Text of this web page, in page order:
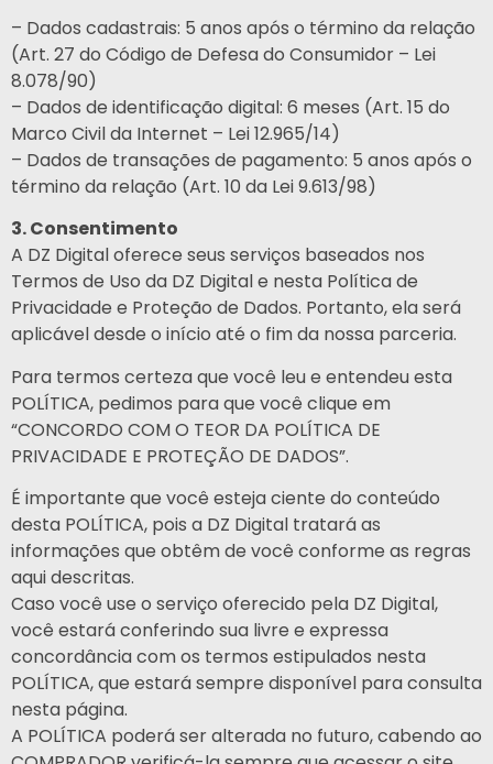
– Dados cadastrais: 5 anos após o término da relação
(Art. 27 do Código de Defesa do Consumidor – Lei
8.078/90)
– Dados de identificação digital: 6 meses (Art. 15 do
Marco Civil da Internet – Lei 12.965/14)
– Dados de transações de pagamento: 5 anos após o
término da relação (Art. 10 da Lei 9.613/98)
3. Consentimento
A DZ Digital oferece seus serviços baseados nos
Termos de Uso da DZ Digital e nesta Política de
Privacidade e Proteção de Dados. Portanto, ela será
aplicável desde o início até o fim da nossa parceria.
Para termos certeza que você leu e entendeu esta
POLÍTICA, pedimos para que você clique em
“CONCORDO COM O TEOR DA POLÍTICA DE
PRIVACIDADE E PROTEÇÃO DE DADOS”.
É importante que você esteja ciente do conteúdo
desta POLÍTICA, pois a DZ Digital tratará as
informações que obtêm de você conforme as regras
aqui descritas.
Caso você use o serviço oferecido pela DZ Digital,
você estará conferindo sua livre e expressa
concordância com os termos estipulados nesta
POLÍTICA, que estará sempre disponível para consulta
nesta página.
A POLÍTICA poderá ser alterada no futuro, cabendo ao